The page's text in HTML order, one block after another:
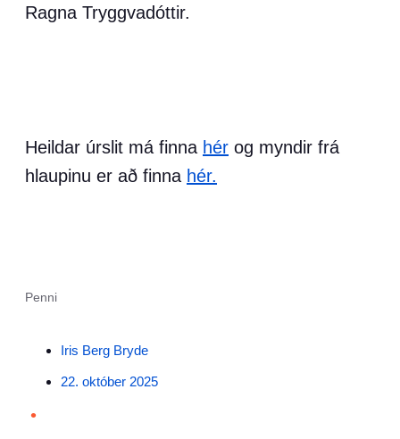
Ragna Tryggvadóttir.
Heildar úrslit má finna hér og myndir frá
hlaupinu er að finna hér.
Penni
Iris Berg Bryde
22. október 2025
•